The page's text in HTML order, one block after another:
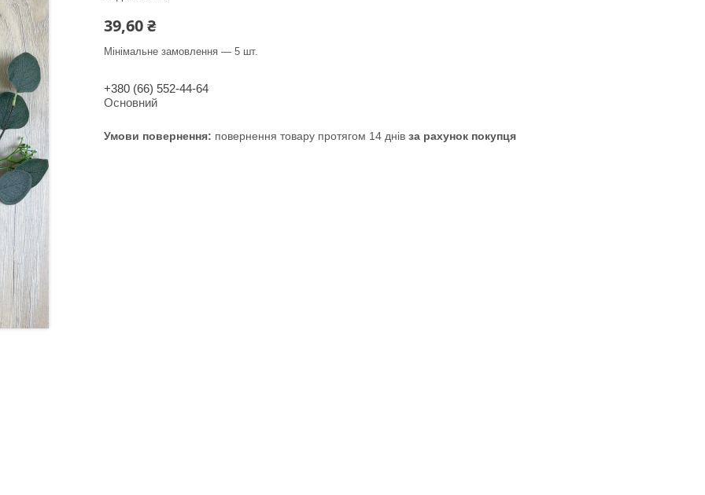
39,60 ₴
Мінімальне замовлення — 5 шт.
+380 (66) 552-44-64
Основний
повернення товару протягом 14 днів за рахунок покупця